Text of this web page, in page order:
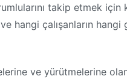
takip etmek için
hangi çalışanların hangi
ve yürütmelerine